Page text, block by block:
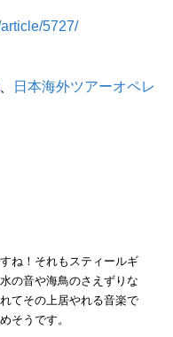
5727/
日本海外ツアーオペレ
ね！それもスティールギ
の音や海鳥のさえずりな
てその上居やれる音楽で
そうです。